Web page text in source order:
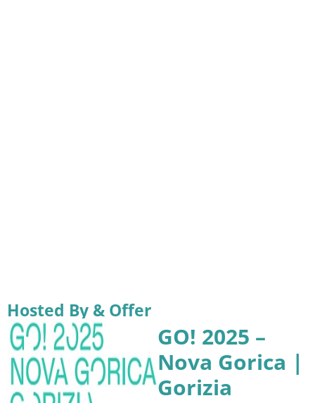
Hosted By & Offer
GO! 2025 –
Nova Gorica |
Gorizia